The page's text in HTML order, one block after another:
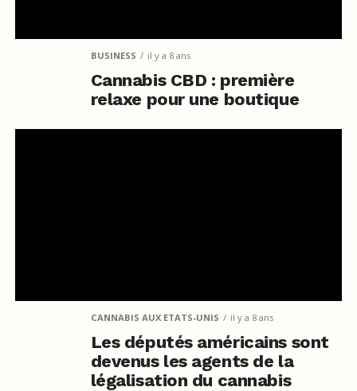
BUSINESS il y a 8 ans
Cannabis CBD : première
relaxe pour une boutique
CANNABIS AUX ETATS-UNIS il y a 8 ans
Les députés américains sont
devenus les agents de la
légalisation du cannabis